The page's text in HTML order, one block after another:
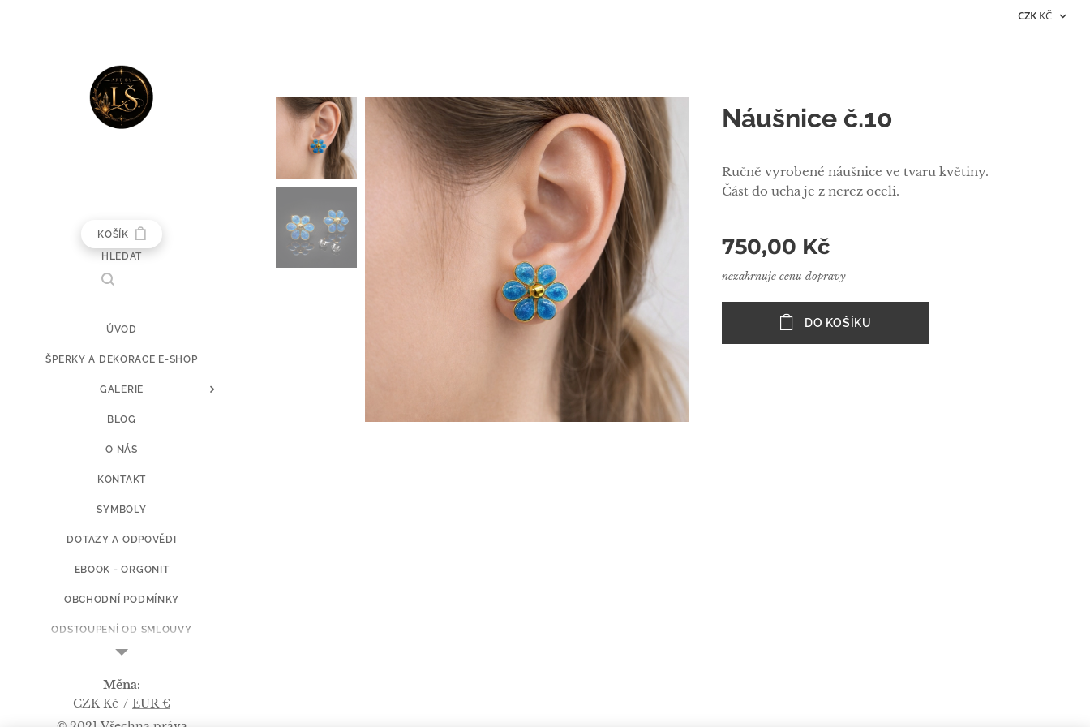
CZK KČ
KOŠÍK
HLEDAT
ÚVOD
ŠPERKY A DEKORACE E-SHOP
GALERIE
BLOG
O NÁS
KONTAKT
SYMBOLY
DOTAZY A ODPOVĚDI
EBOOK - ORGONIT
OBCHODNÍ PODMÍNKY
ODSTOUPENÍ OD SMLOUVY
KOPIE Z ART BY L.Š.
Náušnice č.10
Ručně vyrobené náušnice ve tvaru květiny.
Část do ucha je z nerez oceli.
750,00 Kč
nezahrnuje cenu dopravy
DO KOŠÍKU
Měna
CZK Kč
EUR €